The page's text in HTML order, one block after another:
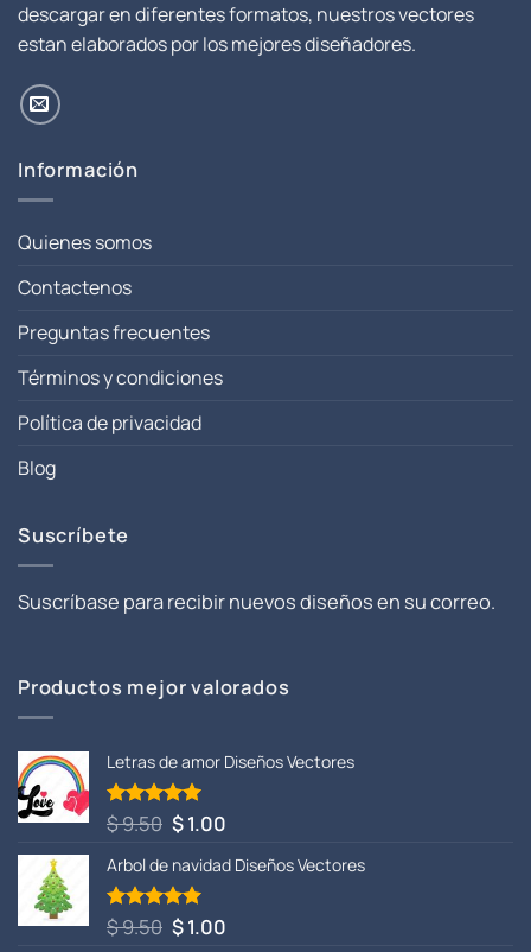
descargar en diferentes formatos, nuestros vectores
estan elaborados por los mejores diseñadores.
Información
Quienes somos
Contactenos
Preguntas frecuentes
Términos y condiciones
Política de privacidad
Blog
Suscríbete
Suscríbase para recibir nuevos diseños en su correo.
Productos mejor valorados
Letras de amor Diseños Vectores
Valorado
con
de 5
$9.50 El
original
era:
$ 9.50.
$1.00El
actual
$ 1.00.
Arbol de navidad Diseños Vectores
Valorado
con
$9.50 El
$1.00El